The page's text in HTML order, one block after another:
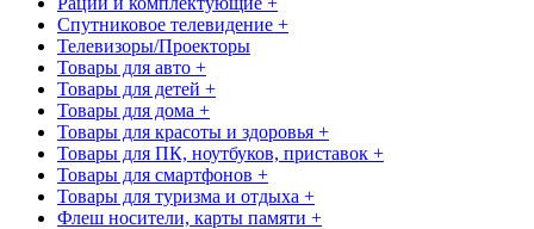
Спутниковое телевидение +
Телевизоры/Проекторы
Товары для авто +
Товары для детей +
Товары для дома +
Товары для красоты и здоровья +
Товары для ПК, ноутбуков, приставок +
Товары для смартфонов +
Товары для туризма и отдыха +
Флеш носители, карты памяти +